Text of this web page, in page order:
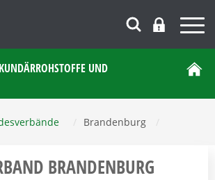
UND
Brandenburg
BRANDENBURG